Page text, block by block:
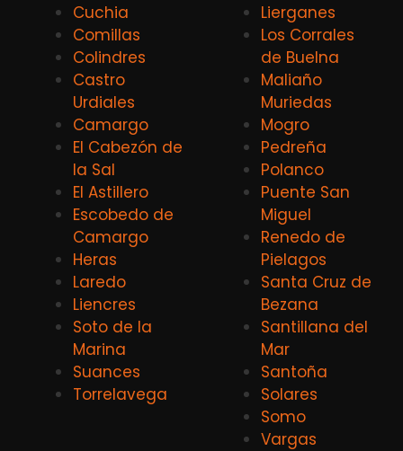
Cuchia
Comillas
Colindres
Castro
Urdiales
Camargo
El Cabezón de
la Sal
El Astillero
Escobedo de
Camargo
Heras
Laredo
Liencres
Soto de la
Marina
Suances
Torrelavega
Lierganes
Los Corrales
de Buelna
Maliaño
Muriedas
Mogro
Pedreña
Polanco
Puente San
Miguel
Renedo de
Pielagos
Santa Cruz de
Bezana
Santillana del
Mar
Santoña
Solares
Somo
Vargas